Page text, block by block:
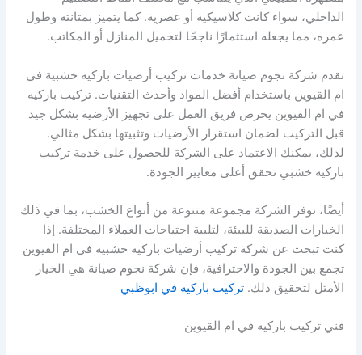
الداخلي، سواء كانت كلاسيكية أو عصرية. كما يتميز بمتانته وطول
عمره، مما يجعله استثمارًا ناجحًا لتجميل المنازل أو المكاتب.
تقدم شركة نجوم صيانة خدمات تركيب أرضيات باركيه خشبية في
ام القيوين باستخدام أفضل المواد وأحدث التقنيات. تركيب باركيه
في ام القيوين يحرص فريق العمل على تجهيز الأرضية بشكل جيد
قبل التركيب لضمان استقرار الأرضيات وتثبيتها بشكل مثالي.
لذلك، يمكنك الاعتماد على الشركة للحصول على خدمة تركيب
باركيه خشبي تحقق أعلى معايير الجودة.
أيضًا، توفر الشركة مجموعة متنوعة من أنواع الخشب، بما في ذلك
الخيارات الصديقة للبيئة، لتلبية احتياجات العملاء المختلفة. إذا
كنت تبحث عن شركة تركيب أرضيات باركيه خشبية في ام القيوين
تجمع بين الجودة والاحترافية، فإن شركة نجوم صيانة هي الخيار
الأمثل لتحقيق ذلك.تركيب باركيه في ابوظبي
فني تركيب باركيه في ام القيوين